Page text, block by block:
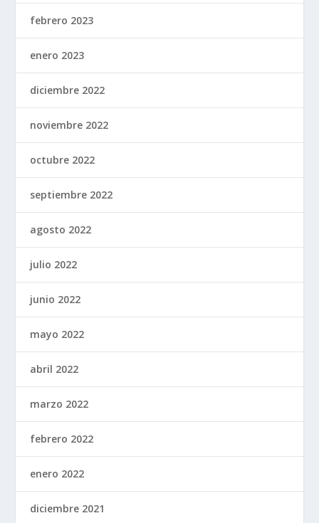
febrero 2023
enero 2023
diciembre 2022
noviembre 2022
octubre 2022
septiembre 2022
agosto 2022
julio 2022
junio 2022
mayo 2022
abril 2022
marzo 2022
febrero 2022
enero 2022
diciembre 2021